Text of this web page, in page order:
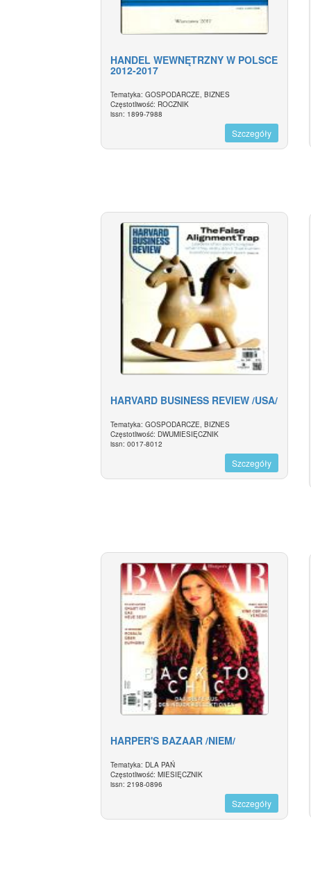
HANDEL WEWNĘTRZNY W POLSCE
2012-2017
Tematyka: GOSPODARCZE, BIZNES
Częstotliwość: ROCZNIK
issn: 1899-7988
Szczegóły
HARVARD BUSINESS REVIEW /USA/
Tematyka: GOSPODARCZE, BIZNES
Częstotliwość: DWUMIESIĘCZNIK
issn: 0017-8012
Szczegóły
HARPER'S BAZAAR /NIEM/
Tematyka: DLA PAŃ
Częstotliwość: MIESIĘCZNIK
issn: 2198-0896
Szczegóły